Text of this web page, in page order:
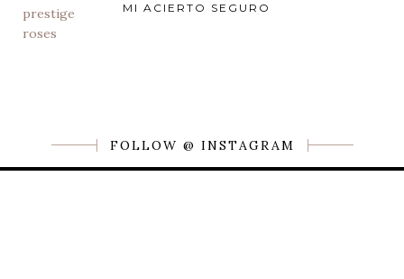
MI ACIERTO SEGURO
FOLLOW @ INSTAGRAM